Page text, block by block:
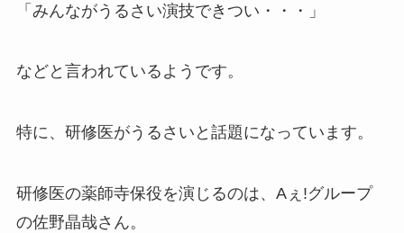
「みんながうるさい演技できつい・・・」
などと言われているようです。
特に、研修医がうるさいと話題になっています。
研修医の薬師寺保役を演じるのは、Aぇ!グループ
の佐野晶哉さん。